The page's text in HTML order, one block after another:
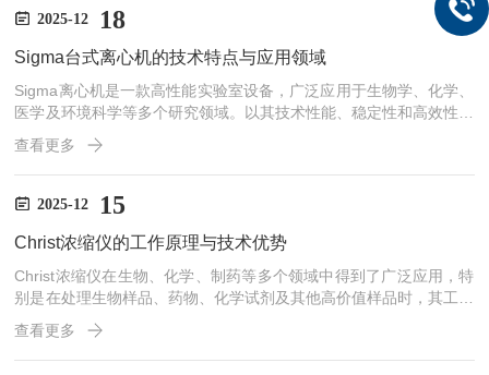
作之前，需要进行以下准备工作：1、检查设备：确保电源线、插头
和插座完好无损，避免因电源问题导致设备无法启动。2、样品准
备：根据实验需要，将待离心的样品按比例准确称量，并选择...
2025-12 18
Sigma台式离心机的技术特点与应用领域
Sigma离心机是一款高性能实验室设备，广泛应用于生物学、化学、
医学及环境科学等多个研究领域。以其技术性能、稳定性和高效性，
成为实验室日常工作的重要工具。本文将介绍其技术特点及在各领域
的应用。一、技术特点1、高转速与大容量：Sigma台式离心机配备*
的驱动系统，这使得它能够适应各种不同的离心需求。特别适用于需
要高离心力的样品，如高密度颗粒的分离、沉淀的收集等。此外，还
率。2、精确的速度和温控系统：配有精确的电子速度控...
查看更多
2025-12 15
Christ浓缩仪的工作原理与技术优势
Christ浓缩仪在生物、化学、制药等多个领域中得到了广泛应用，特
别是在处理生物样品、药物、化学试剂及其他高价值样品时，其工作
原理和技术优势使其成为研究与实验室中的重要工具。一、工作原理
Christ浓缩仪结合了离心与真空技术的优势，主要通过以下几个步骤
进行样品浓缩：1、离心作用：在操作过程中，样品会被放置在离心
查看更多